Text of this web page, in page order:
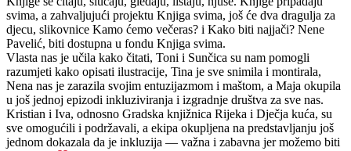
svima, a zahvaljujući projektu Knjiga svima, još će dva dragulja za
djecu, slikovnice Kamo ćemo večeras? i Kako biti najjači? Nene
Pavelić, biti dostupna u fondu Knjiga svima.
Vlasta nas je učila kako čitati, Toni i Sunčica su nam pomogli
razumjeti kako opisati ilustracije, Tina je sve snimila i montirala,
Nena nas je zarazila svojim entuzijazmom i maštom, a Maja okupila
u još jednoj epizodi inkluziviranja i izgradnje društva za sve nas.
Kristian i Iva, odnosno Gradska knjižnica Rijeka i Dječja kuća, su
sve omogućili i podržavali, a ekipa okupljena na predstavljanju još
jednom dokazala da je inkluzija — važna i zabavna jer možemo biti